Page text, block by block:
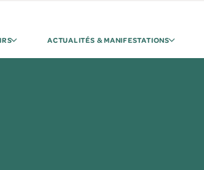
ACTUALITÉS & MANIFESTATIONS